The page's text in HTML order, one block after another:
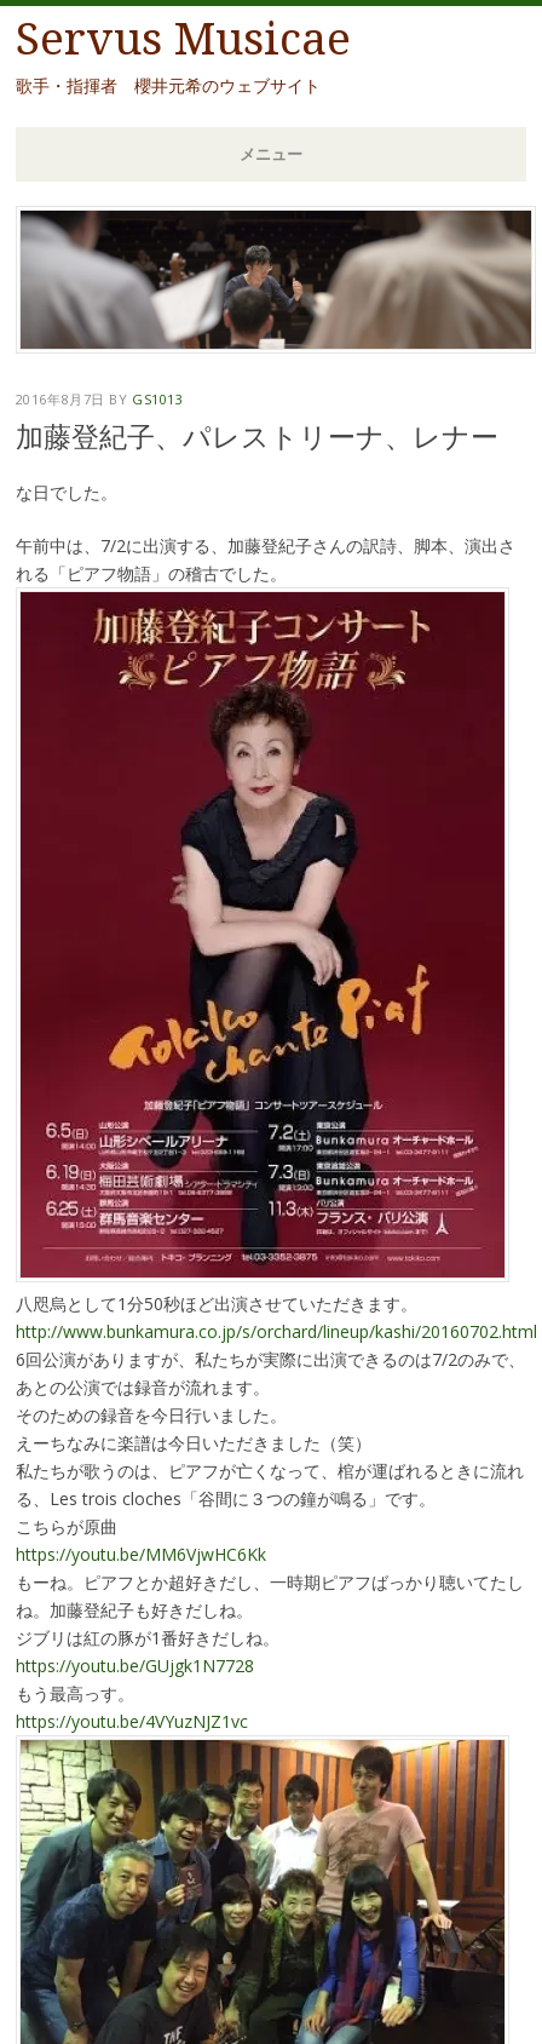
Servus Musicae
歌手・指揮者 櫻井元希のウェブサイト
メニュー
コ
ン
テ
移
動
2016年8月7日 BY GS1013
加藤登紀子、パレストリーナ、レナー
な日でした。
午前中は、7/2に出演する、加藤登紀子さんの訳詩、脚本、演出さ
れる「ピアフ物語」の稽古でした。
八咫烏として1分50秒ほど出演させていただきます。
http://www.bunkamura.co.jp/s/orchard/lineup/kashi/20160702.html
6回公演がありますが、私たちが実際に出演できるのは7/2のみで、
あとの公演では録音が流れます。
そのための録音を今日行いました。
えーちなみに楽譜は今日いただきました（笑）
私たちが歌うのは、ピアフが亡くなって、棺が運ばれるときに流れ
る、Les trois cloches「谷間に３つの鐘が鳴る」です。
こちらが原曲
https://youtu.be/MM6VjwHC6Kk
もーね。ピアフとか超好きだし、一時期ピアフばっかり聴いてたし
ね。加藤登紀子も好きだしね。
ジブリは紅の豚が1番好きだしね。
https://youtu.be/GUjgk1N7728
もう最高っす。
https://youtu.be/4VYuzNJZ1vc